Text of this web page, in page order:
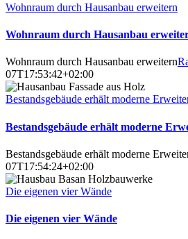
Wohnraum durch Hausanbau erweitern
Wohnraum durch Hausanbau
Wohnraum durch Hausanbau erweitern
07T17:53:42+02:00
Bestandsgebäude erhält moderne
Bestandsgebäude erhält moderne
Bestandsgebäude erhält moderne
07T17:54:24+02:00
Die eigenen vier Wände
Die eigenen vier Wände